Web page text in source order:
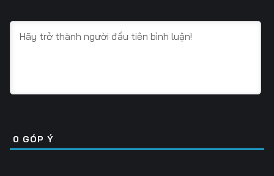
Tập 25 Tập 26
Tập 31 Tập 32 Tập 33
Tập 37 Tập 38 Tập 39
0 GÓP Ý